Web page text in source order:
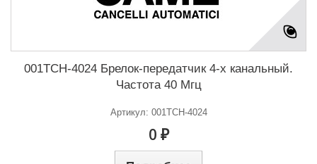
001TCH-4024 Брелок-передатчик 4-х канальный.
Частота 40 Мгц
Артикул: 001TCH-4024
0 ₽